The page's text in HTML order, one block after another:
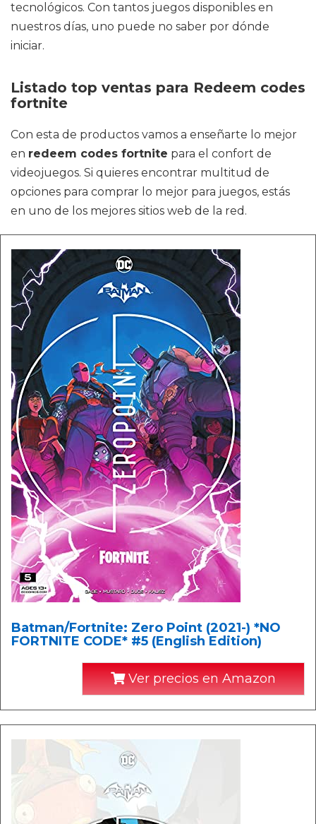
tecnológicos. Con tantos juegos disponibles en
nuestros días, uno puede no saber por dónde
iniciar.
Listado top ventas para Redeem codes
fortnite
Con esta de productos vamos a enseñarte lo mejor
en redeem codes fortnite para el confort de
videojuegos. Si quieres encontrar multitud de
opciones para comprar lo mejor para juegos, estás
en uno de los mejores sitios web de la red.
Batman/Fortnite: Zero Point (2021-) *NO
FORTNITE CODE* #5 (English Edition)
Ver precios en Amazon